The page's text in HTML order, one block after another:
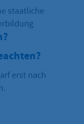
staatliche
erst nach